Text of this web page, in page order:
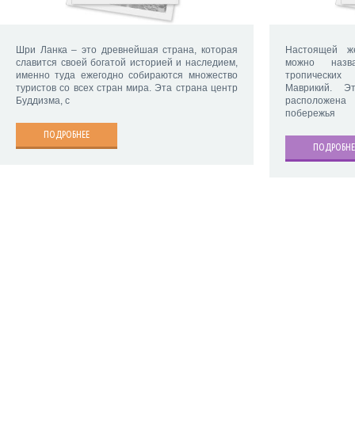
Шри Ланка – это древнейшая страна, которая
славится своей богатой историей и наследием,
именно туда ежегодно собираются множество
туристов со всех стран мира. Эта страна центр
Буддизма, с
ПОДРОБНЕЕ
Настоящей
можно
Маврикий.
побережья